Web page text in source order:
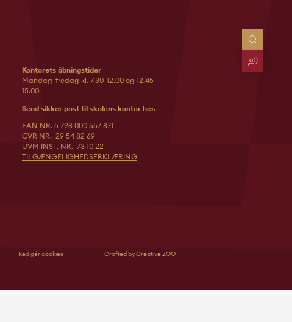
Kontorets åbningstider
Mandag-fredag kl. 7.30-12.00 og 12.45-
15.00.
Send sikker post til skolens kontor her.
EAN NR. 5 798 000 557 871
CVR NR. 29 54 82 69
UVM INST. NR. 73 10 22
TILGÆNGELIGHEDSERKLÆRING
Redigér cookies Crafted by Creative ZOO